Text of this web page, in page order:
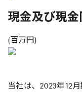
現金及び現
(百万円)
当社は、2023年12